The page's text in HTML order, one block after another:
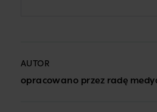
AUTOR
opracowano przez radę